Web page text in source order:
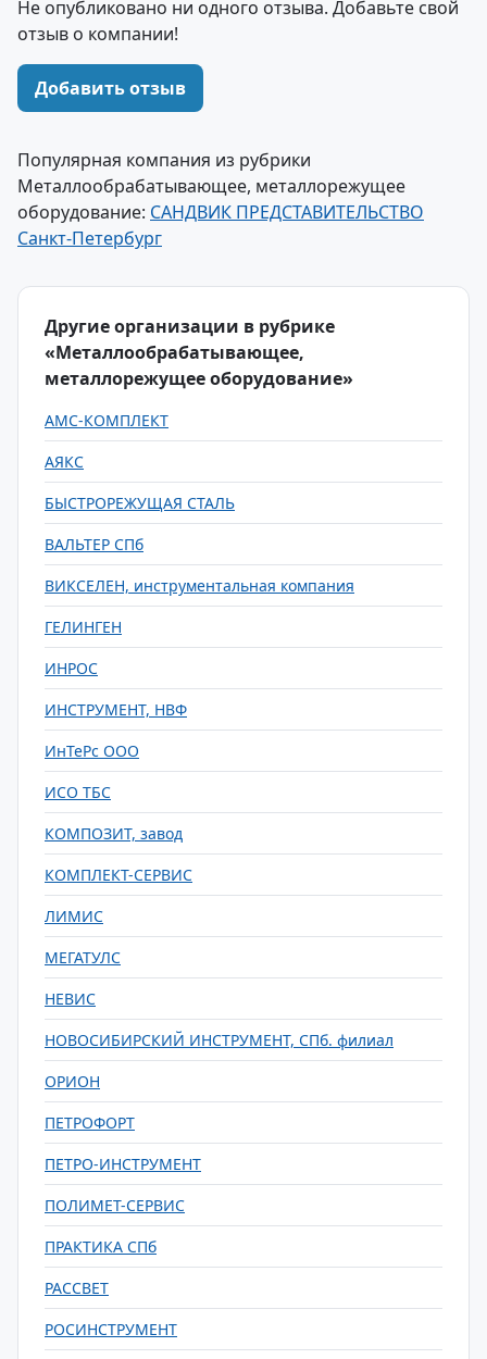
Не опубликовано ни одного отзыва. Добавьте свой
отзыв о компании!
Добавить отзыв
Популярная компания из рубрики
Металлообрабатывающее, металлорежущее
оборудование: САНДВИК ПРЕДСТАВИТЕЛЬСТВО
Санкт-Петербург
Другие организации в рубрике
«Металлообрабатывающее,
металлорежущее оборудование»
АМС-КОМПЛЕКТ
АЯКС
БЫСТРОРЕЖУЩАЯ СТАЛЬ
ВАЛЬТЕР СПб
ВИКСЕЛЕН, инструментальная компания
ГЕЛИНГЕН
ИНРОС
ИНСТРУМЕНТ, НВФ
ИнТеРс ООО
ИСО ТБС
КОМПОЗИТ, завод
КОМПЛЕКТ-СЕРВИС
ЛИМИС
МЕГАТУЛС
НЕВИС
НОВОСИБИРСКИЙ ИНСТРУМЕНТ, СПб. филиал
ОРИОН
ПЕТРОФОРТ
ПЕТРО-ИНСТРУМЕНТ
ПОЛИМЕТ-СЕРВИС
ПРАКТИКА СПб
РАССВЕТ
РОСИНСТРУМЕНТ